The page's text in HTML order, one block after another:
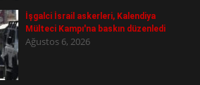
İşgalci İsrail askerleri, Kalendiya
Mülteci Kampı'na baskın düzenledi
Ağustos 6, 2026